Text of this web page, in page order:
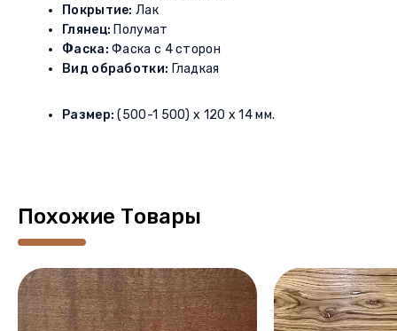
Покрытие: Лак
Глянец: Полумат
Фаска:Фаска с 4 сторон
Вид обработки: Гладкая
Размер:(500-1 500) x 120 x 14 мм.
Похожие Товары